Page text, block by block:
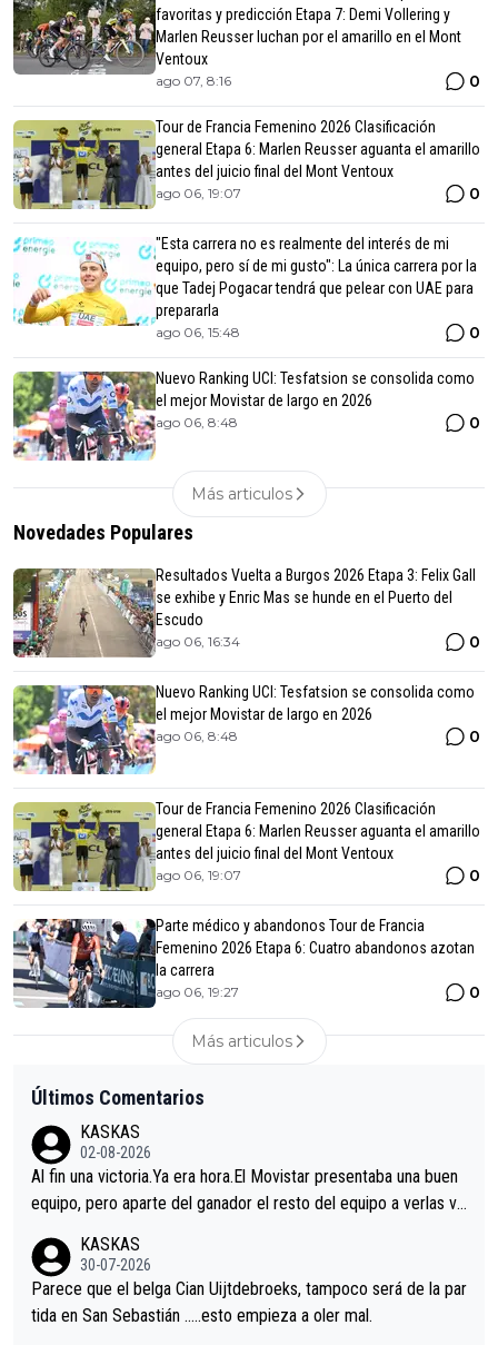
favoritas y predicción Etapa 7: Demi Vollering y
Marlen Reusser luchan por el amarillo en el Mont
Ventoux
ago 07, 8:16 0
Tour de Francia Femenino 2026 Clasificación
general Etapa 6: Marlen Reusser aguanta el amarillo
antes del juicio final del Mont Ventoux
ago 06, 19:07 0
"Esta carrera no es realmente del interés de mi
equipo, pero sí de mi gusto": La única carrera por la
que Tadej Pogacar tendrá que pelear con UAE para
prepararla
ago 06, 15:48 0
Nuevo Ranking UCI: Tesfatsion se consolida como
el mejor Movistar de largo en 2026
ago 06, 8:48 0
Más articulos
Novedades Populares
Resultados Vuelta a Burgos 2026 Etapa 3: Felix Gall
se exhibe y Enric Mas se hunde en el Puerto del
Escudo
ago 06, 16:34 0
Nuevo Ranking UCI: Tesfatsion se consolida como
el mejor Movistar de largo en 2026
ago 06, 8:48 0
Tour de Francia Femenino 2026 Clasificación
general Etapa 6: Marlen Reusser aguanta el amarillo
antes del juicio final del Mont Ventoux
ago 06, 19:07 0
Parte médico y abandonos Tour de Francia
Femenino 2026 Etapa 6: Cuatro abandonos azotan
la carrera
ago 06, 19:27 0
Más articulos
Últimos Comentarios
KASKAS
02-08-2026
Al fin una victoria.Ya era hora.El Movistar presentaba una buen
equipo, pero aparte del ganador el resto del equipo a verlas ve
s.La única buena noticia es la mejoría de Enric Más en San Seb
astian.Si en la Vuelta a Burgos sigue la mejoría, podríamos ten
er alguna sorpresa en la Vuelta.Ojalá.
KASKAS
30-07-2026
Parece que el belga Cian Uijtdebroeks, tampoco será de la par
tida en San Sebastián …..esto empieza a oler mal.